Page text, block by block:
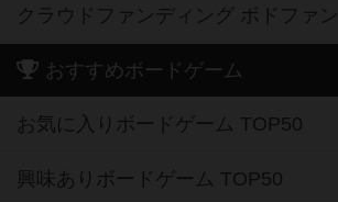
クラウドファンディング ボドファン
おすすめボードゲーム
お気に入りボードゲーム TOP50
興味ありボードゲーム TOP50